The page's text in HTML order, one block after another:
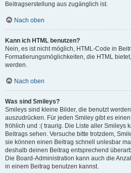
Beitragserstellung aus zugänglich ist.
Nach oben
Kann ich HTML benutzen?
Nein, es ist nicht möglich, HTML-Code in
Formatierungsmöglichkeiten, die HTML
werden.
Nach oben
Was sind Smileys?
Smileys sind kleine Bilder, die benutzt
auszudrücken. Für jeden Smiley gibt es
fröhlich und :( traurig. Die Liste aller Smileys
Beitrags sehen. Versuche bitte trotzdem,
sie können einen Beitrag schnell unlesbar
deshalb deinen Beitrag entsprechend
Die Board-Administration kann auch die
in einem Beitrag benutzen kannst.